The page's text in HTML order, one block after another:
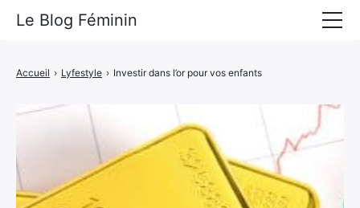
Accueil › Lyfestyle › Investir dans l’or pour vos enfants
Le Blog Féminin
Beauté
Bien-être